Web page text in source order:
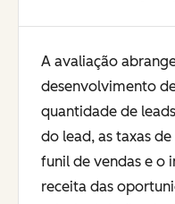
A avaliação
desenvolvimento
quantidade de
do lead, as taxas
funil de vendas e o
receita das